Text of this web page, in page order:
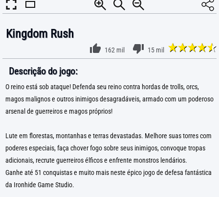
Kingdom Rush
162 mil 15 mil
Descrição do jogo:
O reino está sob ataque! Defenda seu reino contra hordas de trolls, orcs,
magos malignos e outros inimigos desagradáveis, armado com um poderoso
arsenal de guerreiros e magos próprios!
Lute em florestas, montanhas e terras devastadas. Melhore suas torres com
poderes especiais, faça chover fogo sobre seus inimigos, convoque tropas
adicionais, recrute guerreiros élficos e enfrente monstros lendários.
Ganhe até 51 conquistas e muito mais neste épico jogo de defesa fantástica
da Ironhide Game Studio.